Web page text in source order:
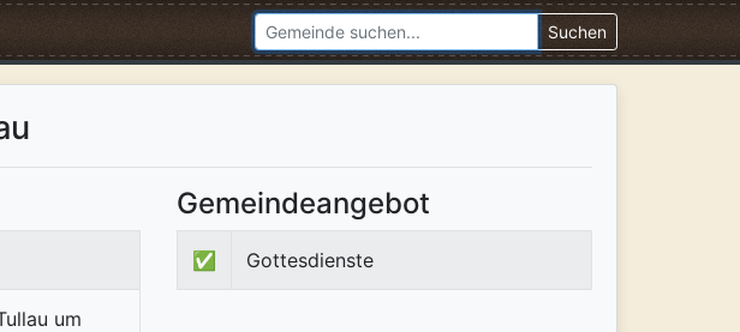
Suchen
um
Gemeindeangebot
✅ Gottesdienste